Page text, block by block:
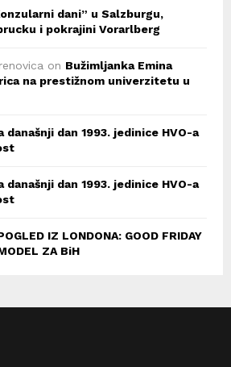
dani” u Salzburgu,
i pokrajini Vorarlberg
on Bužimljanka Emina
na prestižnom univerzitetu u
današnji dan 1993. jedinice HVO-a
današnji dan 1993. jedinice HVO-a
IZ LONDONA: GOOD FRIDAY
ZA BiH